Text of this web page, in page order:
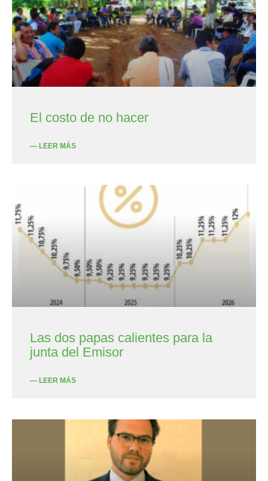
El costo de no hacer
— LEER MÁS
Las dos papas calientes para la
junta del Emisor
— LEER MÁS